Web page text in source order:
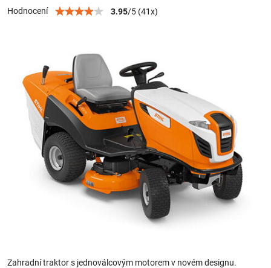
Hodnocení 3.95/5 (41x)
Zahradní traktor s jednoválcovým motorem v novém designu.